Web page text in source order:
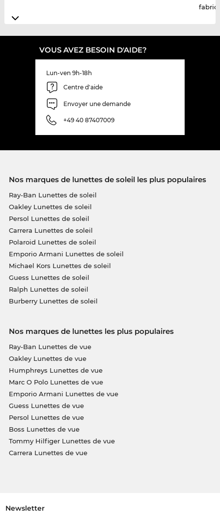
VOUS AVEZ BESOIN D'AIDE?
Lun-ven 9h-18h
Centre d'aide
Envoyer une demande
+49 40 87407009
Nos marques de lunettes de soleil les plus populaires
Ray-Ban Lunettes de soleil
Oakley Lunettes de soleil
Persol Lunettes de soleil
Carrera Lunettes de soleil
Polaroid Lunettes de soleil
Emporio Armani Lunettes de soleil
Michael Kors Lunettes de soleil
Guess Lunettes de soleil
Ralph Lunettes de soleil
Burberry Lunettes de soleil
Nos marques de lunettes les plus populaires
Ray-Ban Lunettes de vue
Oakley Lunettes de vue
Humphreys Lunettes de vue
Marc O Polo Lunettes de vue
Emporio Armani Lunettes de vue
Guess Lunettes de vue
Persol Lunettes de vue
Boss Lunettes de vue
Tommy Hilfiger Lunettes de vue
Carrera Lunettes de vue
Newsletter